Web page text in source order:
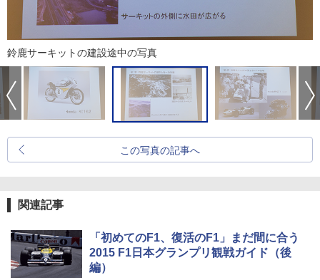
鈴鹿サーキットの建設途中の写真
この写真の記事へ
関連記事
「初めてのF1、復活のF1」まだ間に合う
2015 F1日本グランプリ観戦ガイド（後
編）